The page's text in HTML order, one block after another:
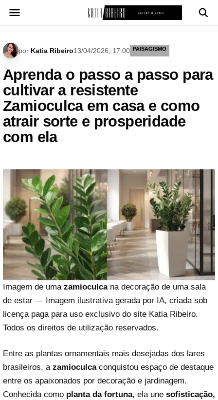
para
por Katia Ribeiro13/04/2026, 17:00 PAISAGISMO
Aprenda o passo a passo para
cultivar a resistente
Zamioculca em casa e como
atrair sorte e prosperidade
com ela
Imagem de uma zamioculcana decoração de uma sala
de estar — Imagem ilustrativa gerada por IA, criada sob
licença paga para uso exclusivo do site Katia Ribeiro.
Todos os direitos de utilização reservados.
Entre as plantas ornamentais mais desejadas dos lares
brasileiros, a zamioculcaconquistou espaço de destaque
entre os apaixonados por decoração e jardinagem.
Conhecida como planta da fortuna, ela une sofisticação,